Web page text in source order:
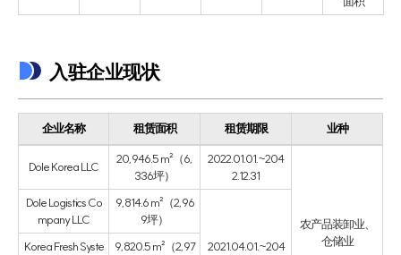
入驻企业现状
企业名称 租赁面积 租赁期限 业种
Dole Korea LLC
20,946.5 m²（6,
336坪）
2022.01.01.~204
2.12.31
农产品装卸业、
仓储业
Dole Logistics Co
mpany LLC
9,814.6 m²（2,96
9坪）
2021.04.01.~204
Korea Fresh Syste
9,820.5 m²（2,97